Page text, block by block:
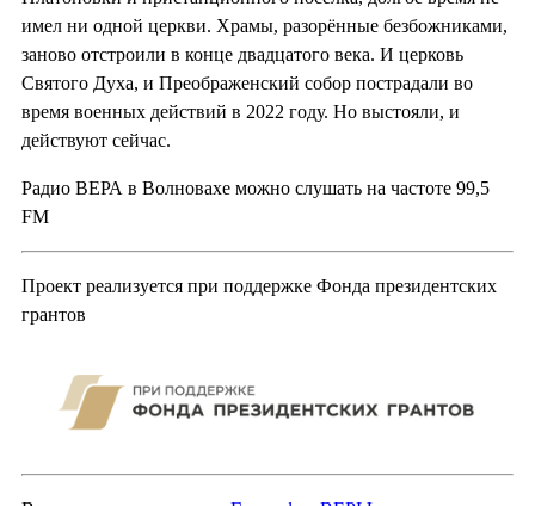
имел ни одной церкви. Храмы, разорённые безбожниками,
заново отстроили в конце двадцатого века. И церковь
Святого Духа, и Преображенский собор пострадали во
время военных действий в 2022 году. Но выстояли, и
действуют сейчас.
Радио ВЕРА в Волновахе можно слушать на частоте 99,5
FM
Проект реализуется при поддержке Фонда президентских
грантов